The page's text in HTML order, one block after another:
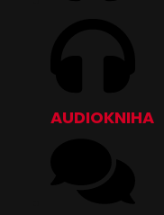
AUDIOKNIHA